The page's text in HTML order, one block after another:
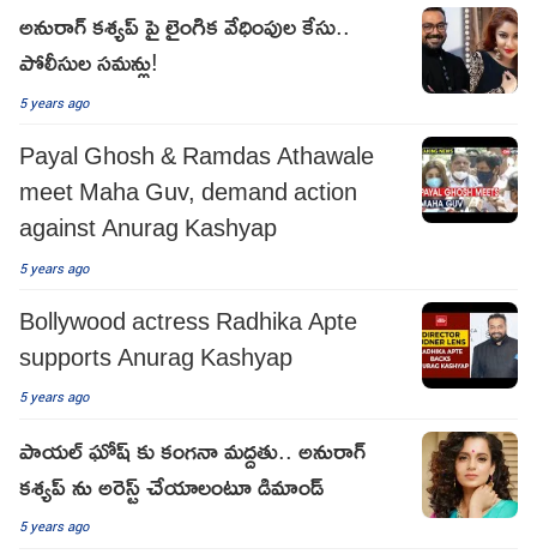
అనురాగ్ కశ్యప్ పై లైంగిక వేధింపుల కేసు..
పోలీసుల సమన్లు!
5 years ago
Payal Ghosh & Ramdas Athawale
meet Maha Guv, demand action
against Anurag Kashyap
5 years ago
Bollywood actress Radhika Apte
supports Anurag Kashyap
5 years ago
పాయల్ ఘోష్ కు కంగనా మద్దతు.. అనురాగ్
కశ్యప్ ను అరెస్ట్ చేయాలంటూ డిమాండ్
5 years ago